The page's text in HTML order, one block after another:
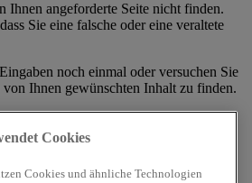
Ihnen angeforderte Seite nicht finden.
Sie eine falsche oder eine veraltete
noch einmal oder versuchen Sie
von Ihnen gewünschten Inhalt zu finden.
Cookies
Cookies und ähnliche Technologien